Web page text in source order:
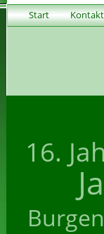
Start Kontakt
16.